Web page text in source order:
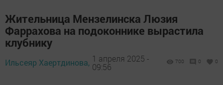
Жительница Мензелинска Люзия
Фаррахова на подоконнике вырастила
клубнику
Ильсеяр Хаертдинова, 1 апреля 2025 -
09:56
700 0 0